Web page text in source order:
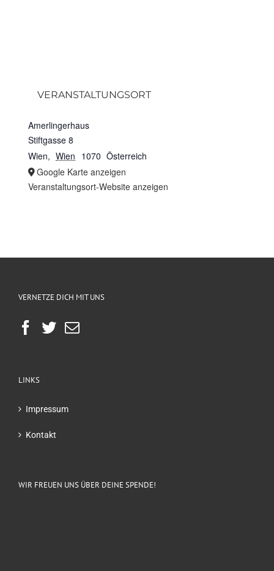
VERANSTALTUNGSORT
Amerlingerhaus
Stiftgasse 8
Wien, Wien 1070 Österreich
Google Karte anzeigen
Veranstaltungsort-Website anzeigen
VERNETZE DICH MIT UNS
LINKS
Impressum
Kontakt
WIR FREUEN UNS ÜBER DEINE SPENDE!